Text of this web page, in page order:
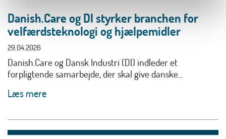
Danish.Care og DI styrker branchen for
velfærdsteknologi og hjælpemidler
29.04.2026
Danish.Care og Dansk Industri (DI) indleder et
forpligtende samarbejde, der skal give danske...
Læs mere